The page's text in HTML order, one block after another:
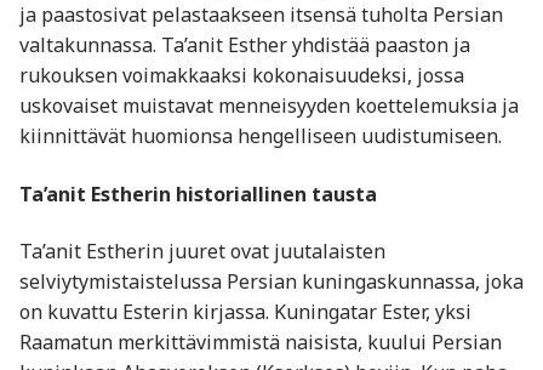
ja paastosivat pelastaakseen itsensä tuholta Persian
valtakunnassa. Ta’anit Esther yhdistää paaston ja
rukouksen voimakkaaksi kokonaisuudeksi, jossa
uskovaiset muistavat menneisyyden koettelemuksia ja
kiinnittävät huomionsa hengelliseen uudistumiseen.
Ta’anit Estherin historiallinen tausta
Ta’anit Estherin juuret ovat juutalaisten
selviytymistaistelussa Persian kuningaskunnassa, joka
on kuvattu Esterin kirjassa. Kuningatar Ester, yksi
Raamatun merkittävimmistä naisista, kuului Persian